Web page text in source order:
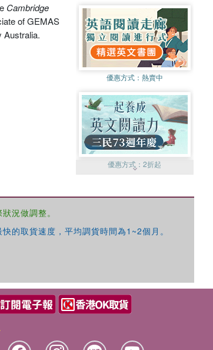
Cambridge
of GEMAS
Australia.
優惠方式： 熱賣中
優惠方式：2折起
況做調整。
的取貨速度，平均調貨時間為1~2個月。